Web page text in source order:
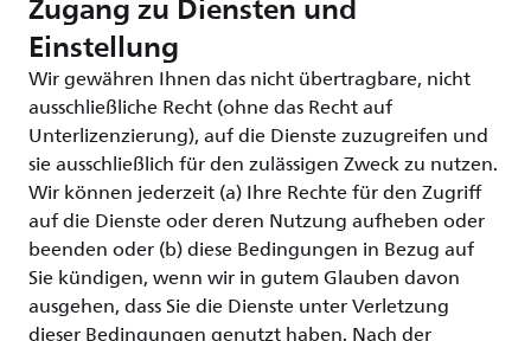
Einstellung
Wir gewähren Ihnen das nicht übertragbare, nicht
ausschließliche Recht (ohne das Recht auf
Unterlizenzierung), auf die Dienste zuzugreifen und
sie ausschließlich für den zulässigen Zweck zu nutzen.
Wir können jederzeit (a) Ihre Rechte für den Zugriff
auf die Dienste oder deren Nutzung aufheben oder
beenden oder (b) diese Bedingungen in Bezug auf
Sie kündigen, wenn wir in gutem Glauben davon
ausgehen, dass Sie die Dienste unter Verletzung